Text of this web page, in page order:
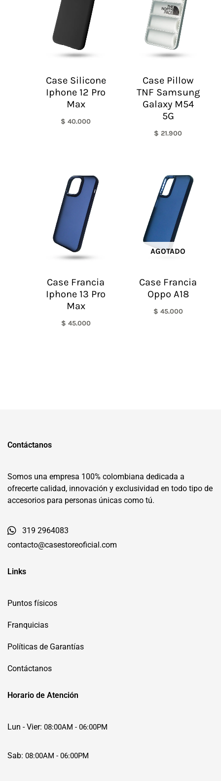
Case Silicone
Iphone 12 Pro
Max
$ 40.000
Case Pillow
TNF Samsung
Galaxy M54
5G
$ 21.900
Case Francia
Iphone 13 Pro
Max
$ 45.000
AGOTADO
Case Francia
Oppo A18
$ 45.000
Contáctanos
Somos una empresa 100% colombiana dedicada a
ofrecerte calidad, innovación y exclusividad en todo tipo de
accesorios para personas únicas como tú.
319 2964083
contacto@casestoreoficial.com
Links
Puntos físicos
Franquicias
Políticas de Garantías
Contáctanos
Horario de Atención
Lun - Vier: 08:00AM - 06:00PM
Sab: 08:00AM - 06:00PM